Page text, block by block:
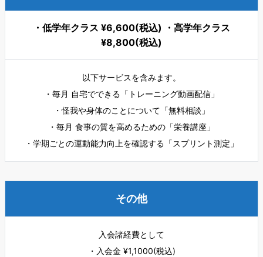
・低学年クラス ¥6,600(税込) ・高学年クラス
¥8,800(税込)
以下サービスを含みます。
・毎月 自宅でできる「トレーニング動画配信」
・怪我や身体のことについて「無料相談」
・毎月 食事の質を高めるための「栄養講座」
・学期ごとの運動能力向上を確認する「スプリント測定」
その他
入会諸経費として
・入会金 ¥1,1000(税込)